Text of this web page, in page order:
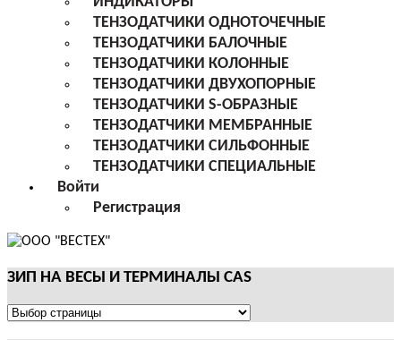
ТЕНЗОДАТЧИКИ ОДНОТОЧЕЧНЫЕ
ТЕНЗОДАТЧИКИ БАЛОЧНЫЕ
ТЕНЗОДАТЧИКИ КОЛОННЫЕ
ТЕНЗОДАТЧИКИ ДВУХОПОРНЫЕ
ТЕНЗОДАТЧИКИ S-ОБРАЗНЫЕ
ТЕНЗОДАТЧИКИ МЕМБРАННЫЕ
ТЕНЗОДАТЧИКИ СИЛЬФОННЫЕ
ТЕНЗОДАТЧИКИ СПЕЦИАЛЬНЫЕ
Войти
Регистрация
ЗИП НА ВЕСЫ И ТЕРМИНАЛЫ CAS
ЗИП